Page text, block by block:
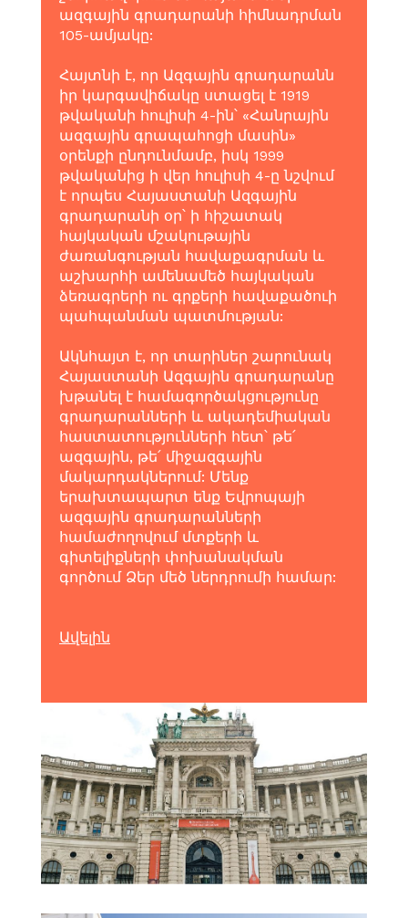
ազգային գրադարանի հիմնադրման
105-ամյակը:
Հայտնի է, որ Ազգային գրադարանն
իր կարգավիճակը ստացել է 1919
թվականի հուլիսի 4-ին՝ «Հանրային
ազգային գրապահոցի մասին»
օրենքի ընդունմամբ, իսկ 1999
թվականից ի վեր հուլիսի 4-ը նշվում
է որպես Հայաստանի Ազգային
գրադարանի օր՝ ի հիշատակ
հայկական մշակութային
ժառանգության հավաքագրման և
աշխարհի ամենամեծ հայկական
ձեռագրերի ու գրքերի հավաքածուի
պահպանման պատմության:
Ակնհայտ է, որ տարիներ շարունակ
Հայաստանի Ազգային գրադարանը
խթանել է համագործակցությունը
գրադարանների և ակադեմիական
հաստատությունների հետ՝ թե՛
ազգային, թե՛ միջազգային
մակարդակներում: Մենք
երախտապարտ ենք Եվրոպայի
ազգային գրադարանների
համաժողովում մտքերի և
գիտելիքների փոխանակման
գործում Ձեր մեծ ներդրումի համար:
Ավելին